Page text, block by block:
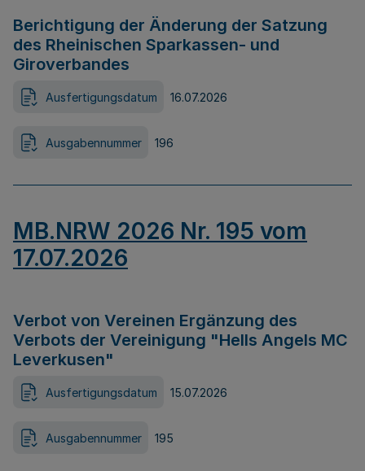
Berichtigung der Änderung der Satzung
des Rheinischen Sparkassen- und
Giroverbandes
Ausfertigungsdatum 16.07.2026
Ausgabennummer 196
MB.NRW 2026 Nr. 195 vom
17.07.2026
Verbot von Vereinen Ergänzung des
Verbots der Vereinigung "Hells Angels MC
Leverkusen"
Ausfertigungsdatum 15.07.2026
Ausgabennummer 195